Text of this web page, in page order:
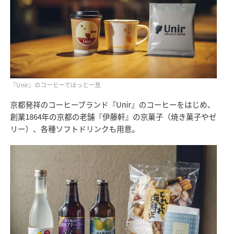
『Unir』のコーヒーでほっと一息
京都発祥のコーヒーブランド『Unir』のコーヒーをはじめ、
創業1864年の京都の老舗『伊藤軒』の京菓子（焼き菓子やゼ
リー）、各種ソフトドリンクも用意。